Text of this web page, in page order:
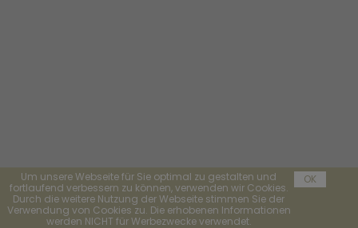
Um unsere Webseite für Sie optimal zu gestalten und
fortlaufend verbessern zu können, verwenden wir Cookies.
Durch die weitere Nutzung der Webseite stimmen Sie der
Verwendung von Cookies zu. Die erhobenen Informationen
werden NICHT für Werbezwecke verwendet.
OK